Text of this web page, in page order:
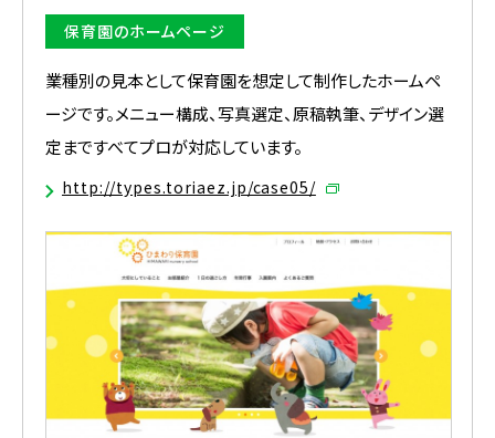
保育園のホームページ
業種別の見本として保育園を想定して制作したホームペ
ージです。メニュー構成、写真選定、原稿執筆、デザイン選
定まですべてプロが対応しています。
http://types.toriaez.jp/case05/